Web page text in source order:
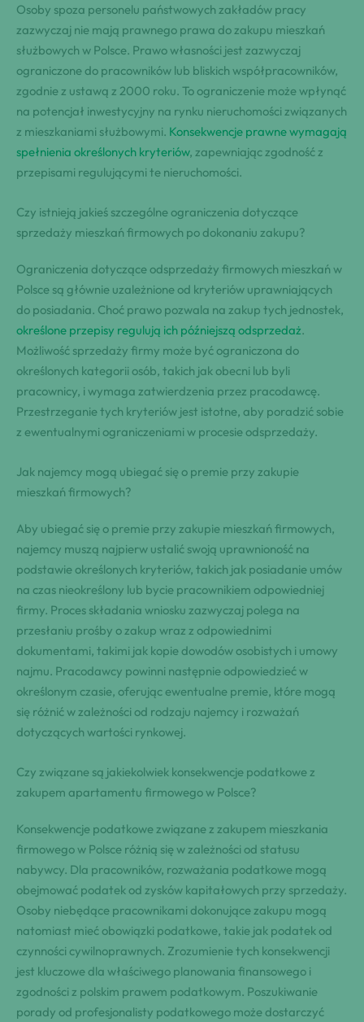
Osoby spoza personelu państwowych zakładów pracy
zazwyczaj nie mają prawnego prawa do zakupu mieszkań
służbowych w Polsce. Prawo własności jest zazwyczaj
ograniczone do pracowników lub bliskich współpracowników,
zgodnie z ustawą z 2000 roku. To ograniczenie może wpłynąć
na potencjał inwestycyjny na rynku nieruchomości związanych
z mieszkaniami służbowymi. Konsekwencje prawne wymagają
spełnienia określonych kryteriów, zapewniając zgodność z
przepisami regulującymi te nieruchomości.
Czy istnieją jakieś szczególne ograniczenia dotyczące
sprzedaży mieszkań firmowych po dokonaniu zakupu?
Ograniczenia dotyczące odsprzedaży firmowych mieszkań w
Polsce są głównie uzależnione od kryteriów uprawniających
do posiadania. Choć prawo pozwala na zakup tych jednostek,
określone przepisy regulują ich późniejszą odsprzedaż.
Możliwość sprzedaży firmy może być ograniczona do
określonych kategorii osób, takich jak obecni lub byli
pracownicy, i wymaga zatwierdzenia przez pracodawcę.
Przestrzeganie tych kryteriów jest istotne, aby poradzić sobie
z ewentualnymi ograniczeniami w procesie odsprzedaży.
Jak najemcy mogą ubiegać się o premie przy zakupie
mieszkań firmowych?
Aby ubiegać się o premie przy zakupie mieszkań firmowych,
najemcy muszą najpierw ustalić swoją uprawnioność na
podstawie określonych kryteriów, takich jak posiadanie umów
na czas nieokreślony lub bycie pracownikiem odpowiedniej
firmy. Proces składania wniosku zazwyczaj polega na
przesłaniu prośby o zakup wraz z odpowiednimi
dokumentami, takimi jak kopie dowodów osobistych i umowy
najmu. Pracodawcy powinni następnie odpowiedzieć w
określonym czasie, oferując ewentualne premie, które mogą
się różnić w zależności od rodzaju najemcy i rozważań
dotyczących wartości rynkowej.
Czy związane są jakiekolwiek konsekwencje podatkowe z
zakupem apartamentu firmowego w Polsce?
Konsekwencje podatkowe związane z zakupem mieszkania
firmowego w Polsce różnią się w zależności od statusu
nabywcy. Dla pracowników, rozważania podatkowe mogą
obejmować podatek od zysków kapitałowych przy sprzedaży.
Osoby niebędące pracownikami dokonujące zakupu mogą
natomiast mieć obowiązki podatkowe, takie jak podatek od
czynności cywilnoprawnych. Zrozumienie tych konsekwencji
jest kluczowe dla właściwego planowania finansowego i
zgodności z polskim prawem podatkowym. Poszukiwanie
porady od profesjonalisty podatkowego może dostarczyć